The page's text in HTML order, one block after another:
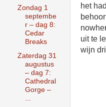
het
uit te
wijn
Zondag 1
septembe
r – dag 8:
Cedar
Breaks
Zaterdag 31
augustus
– dag 7:
Cathedral
Gorge –